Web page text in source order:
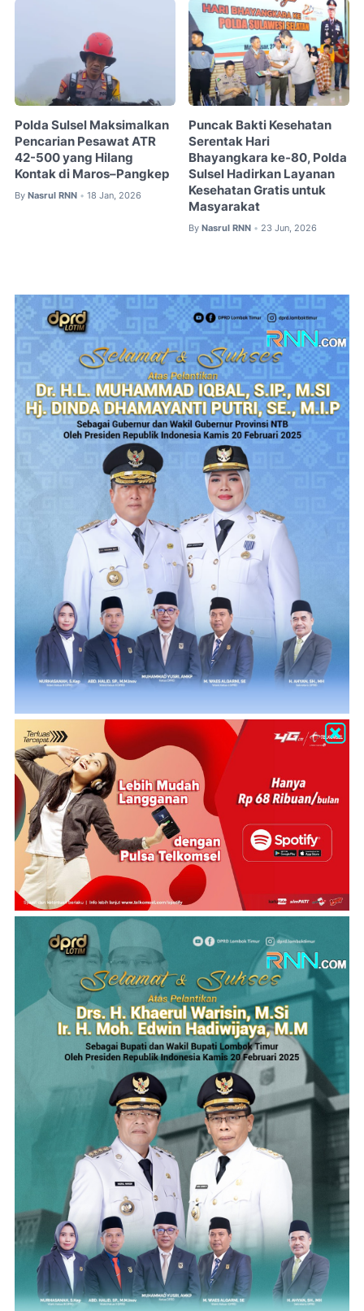
Polda Sulsel Maksimalkan
Pencarian Pesawat ATR
42-500 yang Hilang
Kontak di Maros–Pangkep
By Nasrul RNN • 18 Jan, 2026
Puncak Bakti Kesehatan
Serentak Hari
Bhayangkara ke-80, Polda
Sulsel Hadirkan Layanan
Kesehatan Gratis untuk
Masyarakat
By Nasrul RNN • 23 Jun, 2026